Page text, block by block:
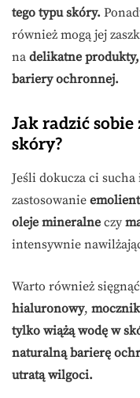
tego typu skóry.
również mogą jej
na delikatne
bariery ochronnej.
Jak radzić
skóry?
Jeśli dokucza ci
zastosowanie
oleje mineralne czy
intensywnie
Warto również
hialuronowy, mocznik
tylko wiążą wodę w
naturalną barierę
utratą wilgoci.